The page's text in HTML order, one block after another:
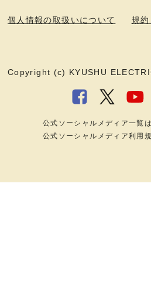
個人情報の取扱いについて 規
Copyright (c) KYUSHU
公式ソーシャルメディア一覧は
公式ソーシャルメディア利用